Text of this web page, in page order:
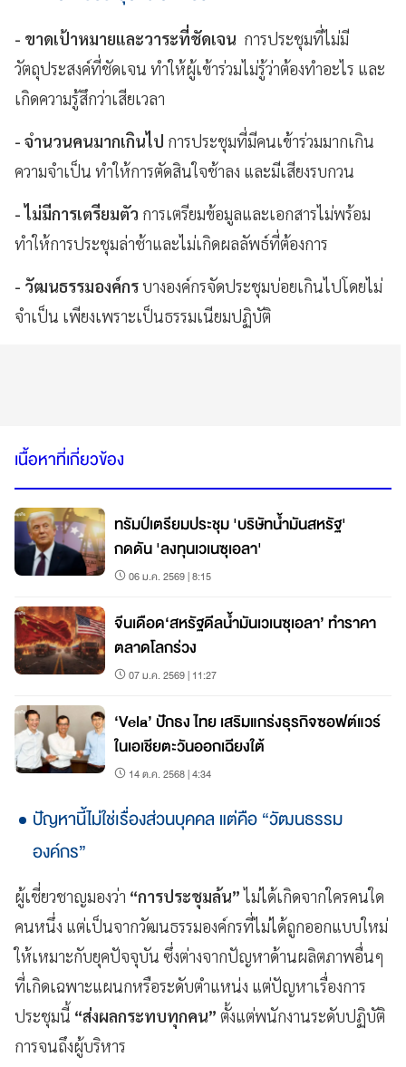
- ขาดเป้าหมายและวาระที่ชัดเจน การประชุมที่ไม่มี
วัตถุประสงค์ที่ชัดเจน ทำให้ผู้เข้าร่วมไม่รู้ว่าต้องทำอะไร และ
เกิดความรู้สึกว่าเสียเวลา
- จำนวนคนมากเกินไป การประชุมที่มีคนเข้าร่วมมากเกิน
ความจำเป็น ทำให้การตัดสินใจช้าลง และมีเสียงรบกวน
- ไม่มีการเตรียมตัว การเตรียมข้อมูลและเอกสารไม่พร้อม
ทำให้การประชุมล่าช้าและไม่เกิดผลลัพธ์ที่ต้องการ
- วัฒนธรรมองค์กรบางองค์กรจัดประชุมบ่อยเกินไปโดยไม่
จำเป็น เพียงเพราะเป็นธรรมเนียมปฏิบัติ
เนื้อหาที่เกี่ยวข้อง
ทรัมป์เตรียมประชุม 'บริษัทน้ำมันสหรัฐ'
กดดัน 'ลงทุนเวเนซุเอลา'
06 ม.ค. 2569 | 8:15
จีนเดือด‘สหรัฐดีลน้ำมันเวเนซุเอลา’ ทำราคา
ตลาดโลกร่วง
07 ม.ค. 2569 | 11:27
‘Vela’ ปักธง ไทย เสริมแกร่งธุรกิจซอฟต์แวร์
ในเอเชียตะวันออกเฉียงใต้
14 ต.ค. 2568 | 4:34
ปัญหานี้ไม่ใช่เรื่องส่วนบุคคล แต่คือ “วัฒนธรรม
องค์กร”
ผู้เชี่ยวชาญมองว่า “การประชุมล้น”ไม่ได้เกิดจากใครคนใด
คนหนึ่ง แต่เป็นจากวัฒนธรรมองค์กรที่ไม่ได้ถูกออกแบบใหม่
ให้เหมาะกับยุคปัจจุบัน ซึ่งต่างจากปัญหาด้านผลิตภาพอื่นๆ
ที่เกิดเฉพาะแผนกหรือระดับตำแหน่ง แต่ปัญหาเรื่องการ
ประชุมนี้ “ส่งผลกระทบทุกคน” ตั้งแต่พนักงานระดับปฏิบัติ
การจนถึงผู้บริหาร